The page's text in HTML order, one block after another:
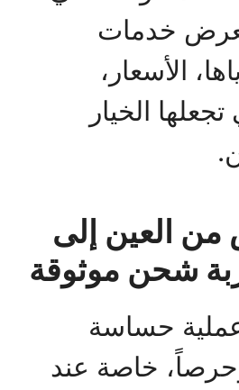
خدمات
الأسعار،
الخيار
العين إلى
شحن موثوقة
حساسة
خاصة عند